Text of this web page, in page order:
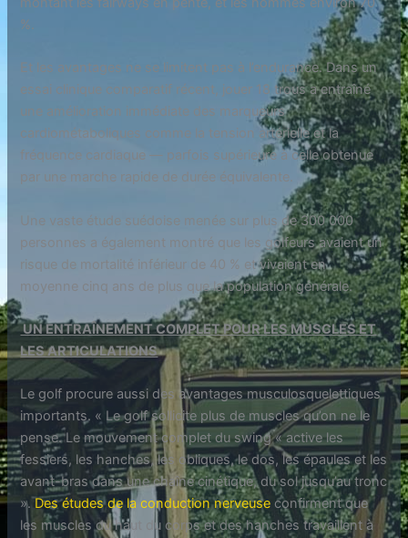
%.
Et les avantages ne se limitent pas à l’endurance. Dans un
essai clinique comparatif récent, jouer 18 trous a entraîné
une amélioration immédiate des marqueurs
cardiométaboliques comme la tension artérielle et la
fréquence cardiaque — parfois supérieure à celle obtenue
par une marche rapide de durée équivalente.
Une vaste étude suédoise menée sur plus de 300 000
personnes a également montré que les golfeurs avaient un
risque de mortalité inférieur de 40 % et vivaient en
moyenne cinq ans de plus que la population générale.
UN ENTRAÎNEMENT COMPLET POUR LES MUSCLES ET
LES ARTICULATIONS
Le golf procure aussi des avantages musculosquelettiques
importants. « Le golf sollicite plus de muscles qu’on ne le
pense. Le mouvement complet du swing « active les
fessiers, les hanches, les obliques, le dos, les épaules et les
avant-bras dans une chaîne cinétique, du sol jusqu’au tronc
».Des études de la conduction nerveuse confirment que
les muscles du haut du corps et des hanches travaillent à